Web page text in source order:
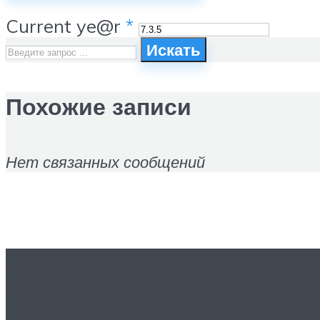
Current ye@r *
Искать
Похожие записи
Нет связанных сообщений